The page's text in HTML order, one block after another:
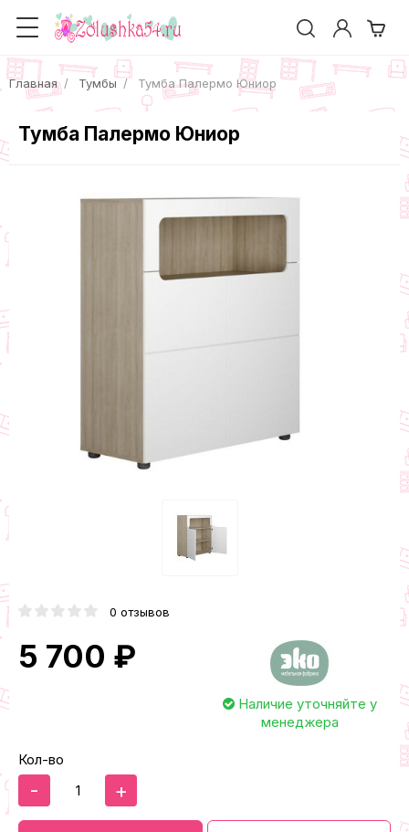
Главная Тумбы Тумба Палермо Юниор
Тумба Палермо Юниор
0 отзывов
5 700 ₽
Наличие уточняйте у
менеджера
Кол-во
- +